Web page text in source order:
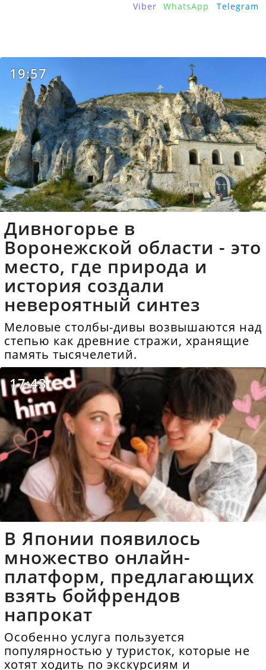
Viber WhatsApp Telegram
19:57
Дивногорье в
Воронежской области - это
место, где природа и
история создали
невероятный синтез
Меловые столбы-дивы возвышаются над
степью как древние стражи, хранящие
память тысячелетий.
17:43
В Японии появилось
множество онлайн-
платформ, предлагающих
взять бойфрендов
напрокат
Особенно услуга пользуется
популярностью у туристок, которые не
хотят ходить по экскурсиям и